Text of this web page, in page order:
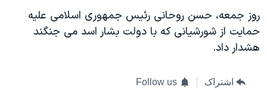
روز جمعه، حسن روحانی رئیس جمهوری اسلامی علیه
حمایت از شورشیانی که با دولت بشار اسد می جنگند
هشدار داد.
اشتراک Follow us